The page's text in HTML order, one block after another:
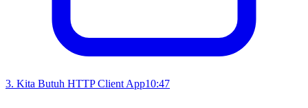
3. Kita Butuh HTTP Client App10:47